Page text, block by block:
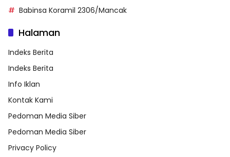
Babinsa Koramil 2306/Mancak
Halaman
Indeks Berita
Indeks Berita
Info Iklan
Kontak Kami
Pedoman Media Siber
Pedoman Media Siber
Privacy Policy